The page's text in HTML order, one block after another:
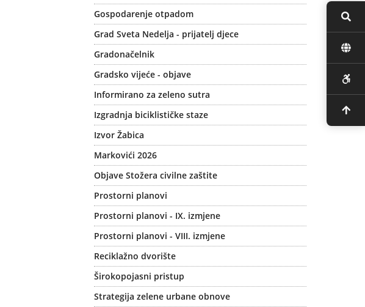
Gospodarenje otpadom
Grad Sveta Nedelja - prijatelj djece
Gradonačelnik
Gradsko vijeće - objave
Informirano za zeleno sutra
Izgradnja biciklističke staze
Izvor Žabica
Markovići 2026
Objave Stožera civilne zaštite
Prostorni planovi
Prostorni planovi - IX. izmjene
Prostorni planovi - VIII. izmjene
Reciklažno dvorište
Širokopojasni pristup
Strategija zelene urbane obnove